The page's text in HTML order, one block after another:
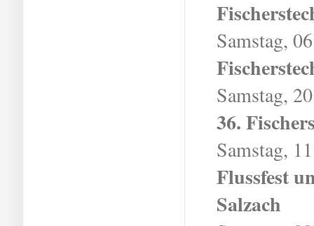
Samstag,
Samstag,
36.
Samstag,
Flussfest
Salzach